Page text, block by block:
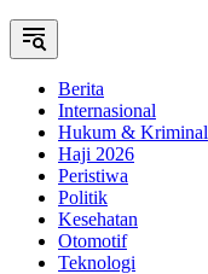
Berita
Internasional
Hukum & Kriminal
Haji 2026
Peristiwa
Politik
Kesehatan
Otomotif
Teknologi